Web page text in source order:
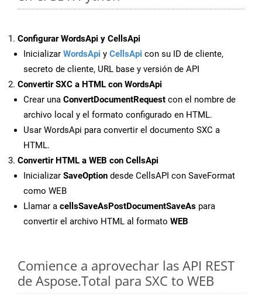
Configurar WordsApi y CellsApi
Inicializar WordsApi y CellsApi con su ID de cliente,
secreto de cliente, URL base y versión de API
Convertir SXC a HTML con WordsApi
Crear una ConvertDocumentRequest con el nombre de
archivo local y el formato configurado en HTML.
Usar WordsApi para convertir el documento SXC a
HTML.
Convertir HTML a WEB con CellsApi
Inicializar SaveOption desde CellsAPI con SaveFormat
como WEB
Llamar a cellsSaveAsPostDocumentSaveAs para
convertir el archivo HTML al formato WEB
Comience a aprovechar las API REST
de Aspose.Total para SXC to WEB